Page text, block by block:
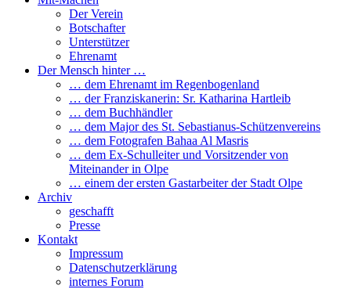
Der Verein
Botschafter
Unterstützer
Ehrenamt
Der Mensch hinter …
… dem Ehrenamt im Regenbogenland
… der Franziskanerin: Sr. Katharina Hartleib
… dem Buchhändler
… dem Major des St. Sebastianus-Schützenvereins
… dem Fotografen Bahaa Al Masris
… dem Ex-Schulleiter und Vorsitzender von
Miteinander in Olpe
… einem der ersten Gastarbeiter der Stadt Olpe
Archiv
geschafft
Presse
Kontakt
Impressum
Datenschutzerklärung
internes Forum